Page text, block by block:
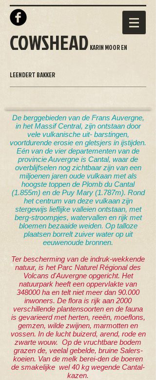
COWSHEAD KARIN MOOR EN
LEENDERT BAKKER
De berggebieden van de Frans Auvergne,
in het Massif Central, zijn ontstaan door
vele vulkanische uit- barstingen,
voortdurende erosie en gletsjers in ijstijden.
Eén van de vier departementen van de
provincie Auvergne is Cantal, waar de
overblijfselen nog zichtbaar zijn van een
miljoenen jaren oude vulkaan met als
hoogste toppen de Plomb du Cantal
(1.855m) en de Puy Mary (1.787m). Rond
het centrum van deze vulkaan zijn
stergewijs lieflijke valleien ontstaan, met
berg-stroompjes, watervallen en rijk met
bloemen bezaaide weiden. Op talloze
plaatsen borrelt zuiver water op uit
eeuwenoude bronnen.
Ter bescherming van de indruk-wekkende
natuur, is het Parc Naturel Régional des
Volcans d'Auvergne opgericht. Het
natuurpark heeft een oppervlakte van
348000 ha en telt niet meer dan 90.000
inwoners. De flora is rijk aan 2000
verschillende plantensoorten en de fauna
is gevarieerd met herten, reeën, moeflons,
gemzen, wilde zwijnen, marmotten en
vossen. In de lucht buizerd, arend, rode en
zwarte wouw. Op de vruchtbare bodem
grazen de, veelal gebelde, bruine Salers-
koeien. Van de melk berei-den de boeren
de smakelijke wel 40 kg wegende Cantal-
kazen.